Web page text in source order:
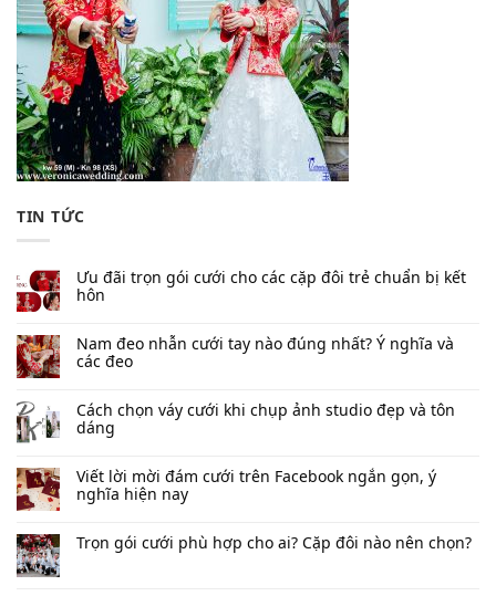
TIN TỨC
Ưu đãi trọn gói cưới cho các cặp đôi trẻ chuẩn bị kết
hôn
Nam đeo nhẫn cưới tay nào đúng nhất​? Ý nghĩa và
các đeo
Cách chọn váy cưới khi chụp ảnh studio đẹp và tôn
dáng
Viết lời mời đám cưới trên Facebook​ ngắn gọn, ý
nghĩa hiện nay
Trọn gói cưới phù hợp cho ai? Cặp đôi nào nên chọn?